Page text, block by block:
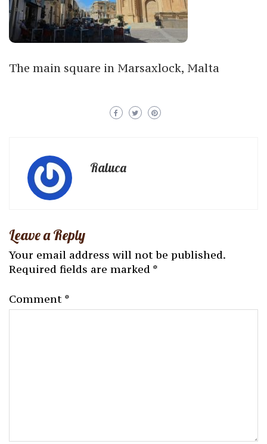
The main square in Marsaxlock, Malta
Raluca
Leave a Reply
Your email address will not be published.
Required fields are marked *
Comment *